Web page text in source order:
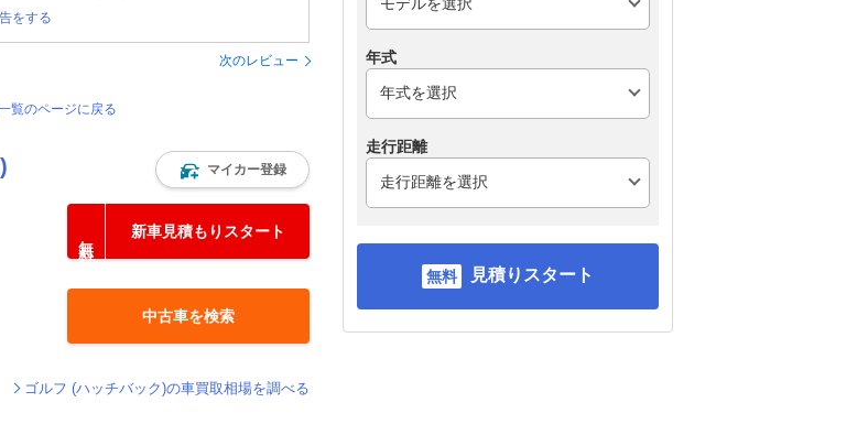
をする
次のレビュー
覧のページに戻る
マイカー登録
新車見積もりスタート
中古車を検索
ゴルフ (ハッチバック)の車買取相場を調べる
年式
走行距離
見積りスタート